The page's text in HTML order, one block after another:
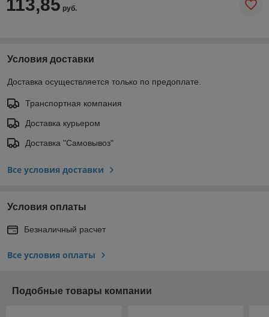
113,85 руб.
Условия доставки
Доставка осуществляется только по предоплате.
Транспортная компания
Доставка курьером
Доставка "Самовывоз"
Все условия доставки
Условия оплаты
Безналичный расчет
Все условия оплаты
Подобные товары компании